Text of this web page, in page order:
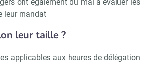
ont également du mal à évaluer les
leur mandat.
leur taille ?
applicables aux heures de délégation